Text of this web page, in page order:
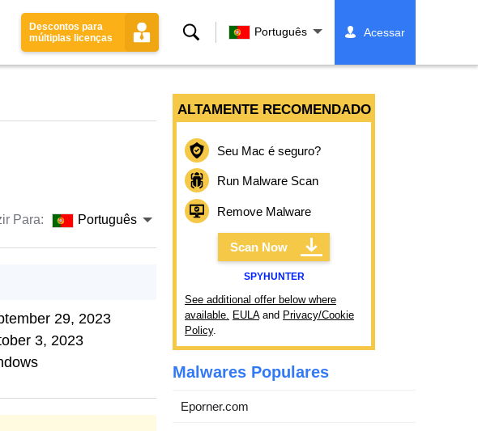
Descontos para
múltiplas licenças
Buscar Português Acessar
Para: Português
29, 2023
3, 2023
ALTAMENTE RECOMENDADO
Seu Mac é seguro?
Run Malware Scan
Remove Malware
Scan Now
SPYHUNTER
See additional offer below where
available. EULAand Privacy/Cookie
Policy.
Malwares Populares
Eporner.com